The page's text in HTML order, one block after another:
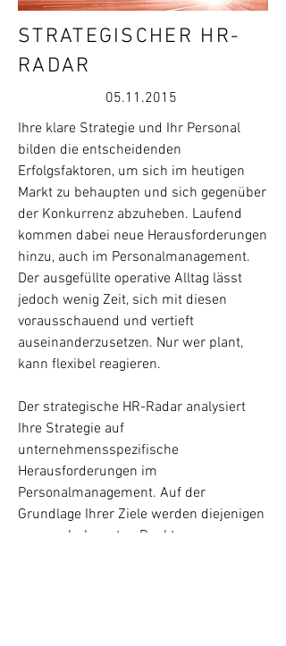
STRATEGISCHER HR-
RADAR
05.11.2015
Ihre klare Strategie und Ihr Personal
bilden die entscheidenden
Erfolgsfaktoren, um sich im heutigen
Markt zu behaupten und sich gegenüber
der Konkurrenz abzuheben. Laufend
kommen dabei neue Herausforderungen
hinzu, auch im Personalmanagement.
Der ausgefüllte operative Alltag lässt
jedoch wenig Zeit, sich mit diesen
vorausschauend und vertieft
auseinanderzusetzen. Nur wer plant,
kann flexibel reagieren.
Der strategische HR-Radar analysiert
Ihre Strategie auf
unternehmensspezifische
Herausforderungen im
Personalmanagement. Auf der
Grundlage Ihrer Ziele werden diejenigen
personalrelevanten Punkte